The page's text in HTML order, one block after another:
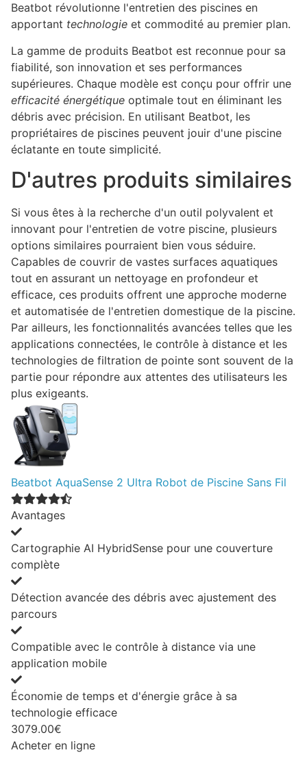
Beatbot révolutionne l'entretien des piscines en
apportant technologie et commodité au premier plan.
La gamme de produits Beatbot est reconnue pour sa
fiabilité, son innovation et ses performances
supérieures. Chaque modèle est conçu pour offrir une
efficacité énergétique optimale tout en éliminant les
débris avec précision. En utilisant Beatbot, les
propriétaires de piscines peuvent jouir d'une piscine
éclatante en toute simplicité.
D'autres produits similaires
Si vous êtes à la recherche d'un outil polyvalent et
innovant pour l'entretien de votre piscine, plusieurs
options similaires pourraient bien vous séduire.
Capables de couvrir de vastes surfaces aquatiques
tout en assurant un nettoyage en profondeur et
efficace, ces produits offrent une approche moderne
et automatisée de l'entretien domestique de la piscine.
Par ailleurs, les fonctionnalités avancées telles que les
applications connectées, le contrôle à distance et les
technologies de filtration de pointe sont souvent de la
partie pour répondre aux attentes des utilisateurs les
plus exigeants.
Beatbot AquaSense 2 Ultra Robot de Piscine Sans Fil
Avantages
Cartographie AI HybridSense pour une couverture
complète
Détection avancée des débris avec ajustement des
parcours
Compatible avec le contrôle à distance via une
application mobile
Économie de temps et d'énergie grâce à sa
technologie efficace
3079.00€
Acheter en ligne